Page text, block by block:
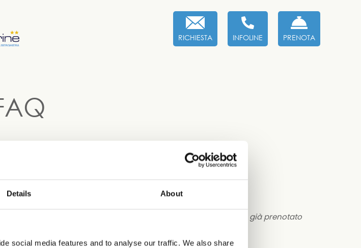
Details About
social media features and to analyse our traffic. We also share
RICHIESTA INFOLINE PRENOTA
FAQ generali.
ponendo. Speriamo di esserti di sostegno sia che tu abbia già prenotato